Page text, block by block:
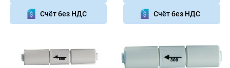
Счёт без НДС Счёт без НДС